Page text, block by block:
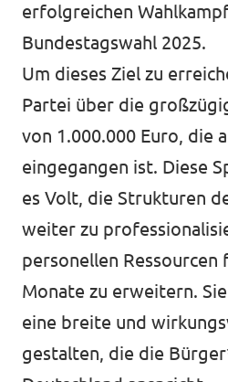
Datenschutz
erfolgreichen
Bundestagswahl 2025.
Um dieses Ziel zu
Partei über die
von 1.000.000 Euro, die
eingegangen ist. Diese
es Volt, die Strukturen
weiter zu
personellen Ressourcen
Monate zu erweitern.
eine breite und
gestalten, die die